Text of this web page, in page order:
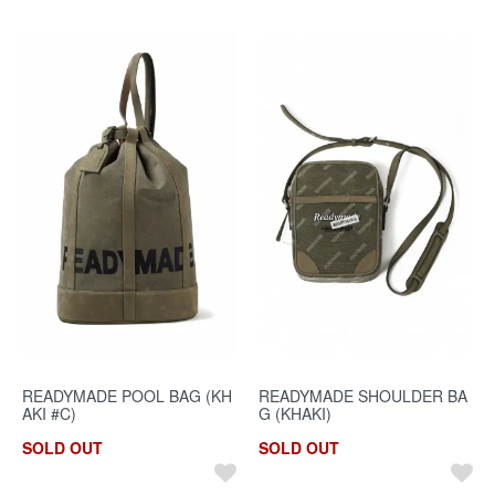
READYMADE POOL BAG (KH
AKI #C)
SOLD OUT
READYMADE SHOULDER BA
G (KHAKI)
SOLD OUT